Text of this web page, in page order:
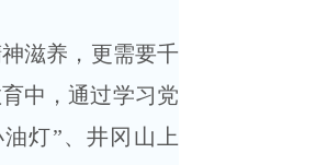
滋养，更需要千
中，通过学习党
灯”、井冈山上